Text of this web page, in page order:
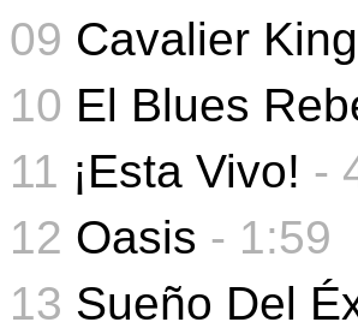
09 Cavalier
10 El Blues
11 ¡Esta Vivo! -
12 Oasis - 1:59
13 Sueño Del